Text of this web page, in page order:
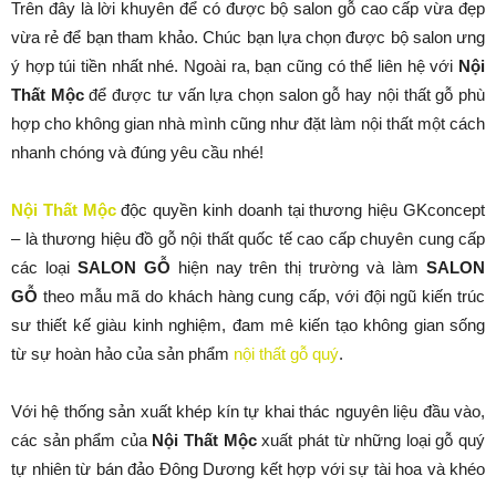
Trên đây là lời khuyên để có được bộ salon gỗ cao cấp vừa đẹp
vừa rẻ để bạn tham khảo. Chúc bạn lựa chọn được bộ salon ưng
ý hợp túi tiền nhất nhé. Ngoài ra, bạn cũng có thể liên hệ với Nội
Thất Mộcđể được tư vấn lựa chọn salon gỗ hay nội thất gỗ phù
hợp cho không gian nhà mình cũng như đặt làm nội thất một cách
nhanh chóng và đúng yêu cầu nhé!
Nội Thất Mộcđộc quyền kinh doanh tại thương hiệu GKconcept
– là thương hiệu đồ gỗ nội thất quốc tế cao cấp chuyên cung cấp
các loại SALON GỖ hiện nay trên thị trường và làmSALON
GỖ theo mẫu mã do khách hàng cung cấp, với đội ngũ kiến trúc
sư thiết kế giàu kinh nghiệm, đam mê kiến tạo không gian sống
từ sự hoàn hảo của sản phẩm nội thất gỗ quý.
Với hệ thống sản xuất khép kín tự khai thác nguyên liệu đầu vào,
các sản phẩm của Nội Thất Mộcxuất phát từ những loại gỗ quý
tự nhiên từ bán đảo Đông Dương kết hợp với sự tài hoa và khéo